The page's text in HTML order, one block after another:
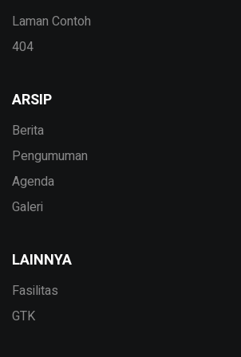
Laman Contoh
404
ARSIP
Berita
Pengumuman
Agenda
Galeri
LAINNYA
Fasilitas
GTK